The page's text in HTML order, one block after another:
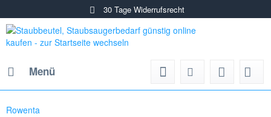
30 Tage Widerrufsrecht
Menü
Rowenta